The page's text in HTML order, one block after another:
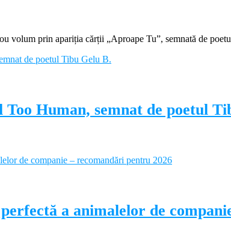
volum prin apariția cărții „Aproape Tu”, semnată de
Human, semnat de poetul
a animalelor de